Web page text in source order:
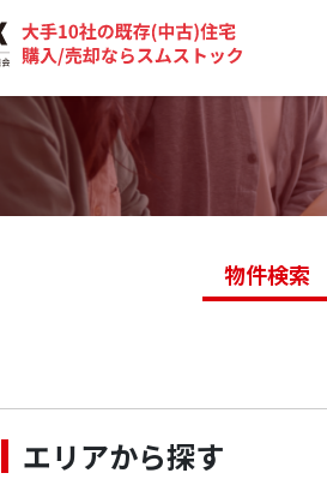
物件検索
エリアから探す